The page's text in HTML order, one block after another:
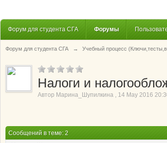
Форум для студента СГА Форумы
Форум для студента СГА → Учебный процесс
Налоги и
Автор Марина_Шупилкина , 14 May 2016
Сообщений в теме: 2